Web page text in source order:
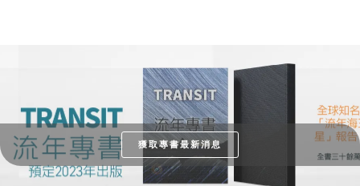
獲取專書最新消息